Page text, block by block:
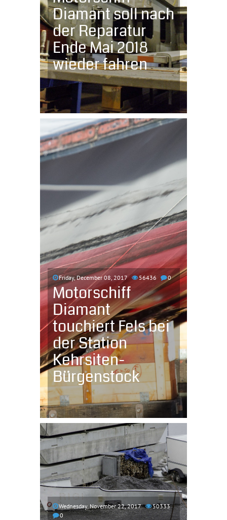
Diamant soll nach
der Reparatur
Ende Mai 2018
wieder fahren
Friday, December 08, 2017 56436 0
Motorschiff
Diamant
touchiert Fels bei
der Station
Kehrsiten-
Bürgenstock
Wednesday, November 22, 2017
50333
0